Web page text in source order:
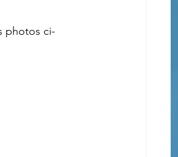
photos ci-